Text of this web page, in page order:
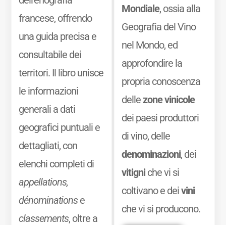
francese, offrendo
una guida precisa e
consultabile dei
territori. Il libro unisce
le informazioni
generali a dati
geografici puntuali e
dettagliati, con
elenchi completi di
appellations,
dénominationse
classements, oltre a
Mondiale, ossia alla
Geografia del Vino
nel Mondo, ed
approfondire la
propria conoscenza
dellezone vinicole
dei paesi produttori
di vino, delle
denominazioni, dei
vitigniche vi si
coltivano e deivini
che vi si producono.